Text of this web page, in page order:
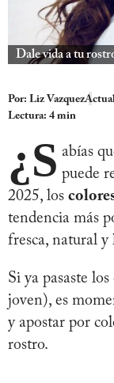
Dale vida a tu
Por: Liz Vazquez
Lectura: 4 min
¿S abías
puede
2025, los
tendencia más
fresca, natural y
Si ya pasaste
joven), es
y apostar por
rostro.